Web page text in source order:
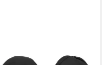
wasserdichter